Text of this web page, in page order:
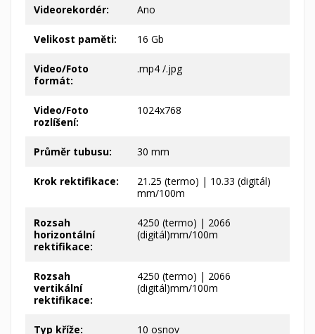
Videorekordér: Ano
Velikost paměti: 16 Gb
Video/Foto
formát:
.mp4 /.jpg
Video/Foto
rozlíšení:
1024x768
Průměr tubusu: 30 mm
Krok rektifikace:
21.25 (termo) | 10.33 (digitál)
mm/100m
Rozsah
horizontální
rektifikace:
4250 (termo) | 2066
(digitál)mm/100m
Rozsah
vertikální
rektifikace:
4250 (termo) | 2066
(digitál)mm/100m
Typ kříže: 10 osnov